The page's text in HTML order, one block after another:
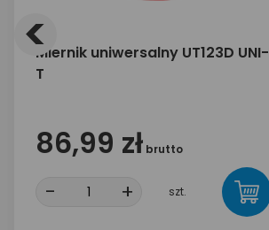
Miernik uniwersalny UT123D UNI-
T
86,99 zł brutto
- + szt.
<